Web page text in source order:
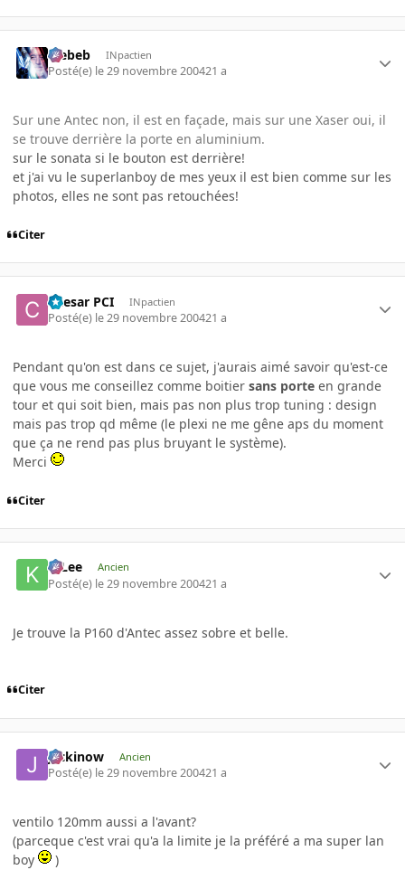
Trebeb INpactien
Posté(e) le 29 novembre 200421 a
Sur une Antec non, il est en façade, mais sur une Xaser oui, il
se trouve derrière la porte en aluminium.
sur le sonata si le bouton est derrière!
et j'ai vu le superlanboy de mes yeux il est bien comme sur les
photos, elles ne sont pas retouchées!
Citer
Caesar PCI INpactien
Posté(e) le 29 novembre 200421 a
Pendant qu'on est dans ce sujet, j'aurais aimé savoir qu'est-ce
que vous me conseillez comme boitier sans porte en grande
tour et qui soit bien, mais pas non plus trop tuning : design
mais pas trop qd même (le plexi ne me gêne aps du moment
que ça ne rend pas plus bruyant le système).
Merci
Citer
K-Lee Ancien
Posté(e) le 29 novembre 200421 a
Je trouve la P160 d'Antec assez sobre et belle.
Citer
jackinow Ancien
Posté(e) le 29 novembre 200421 a
ventilo 120mm aussi a l'avant?
(parceque c'est vrai qu'a la limite je la préféré a ma super lan
boy
)